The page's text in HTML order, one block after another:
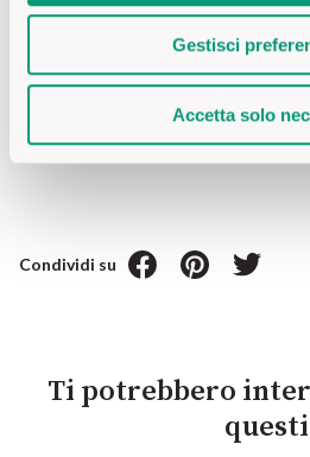
Gestisci
Accetta solo
Ancora oggi molte cantine
moderne hanno ridotto i tempi di
il mese in cui si celebra il primo vino
Condividi su
Ti potrebbero
questi